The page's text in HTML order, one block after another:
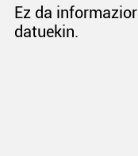
Ez da
datuekin.